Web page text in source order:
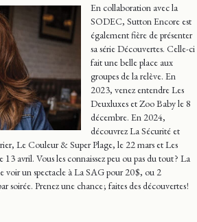
En collaboration avec la
SODEC, Sutton Encore est
également fière de présenter
sa série Découvertes. Celle-ci
fait une belle place aux
groupes de la relève. En
2023, venez entendre Les
Deuxluxes et Zoo Baby le 8
décembre. En 2024,
découvrez La Sécurité et
Le Couleur & Super Plage, le 22 mars et Les
avril. Vous les connaissez peu ou pas du tout ? La
voir un spectacle à La SAG pour 20 $, ou 2
soirée. Prenez une chance ; faites des découvertes !